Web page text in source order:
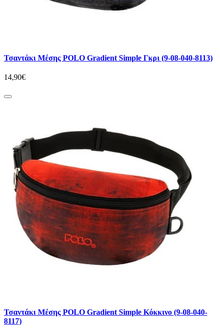
Τσαντάκι Μέσης POLO Gradient Simple Γκρι (9-08-040-8113)
14,90€
Τσαντάκι Μέσης POLO Gradient Simple Κόκκινο (9-08-040-
8117)